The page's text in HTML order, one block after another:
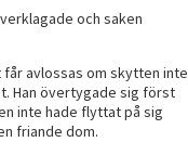
och saken
avlossas om skytten inte
Han övertygade sig först
inte hade flyttat på sig
friande dom.